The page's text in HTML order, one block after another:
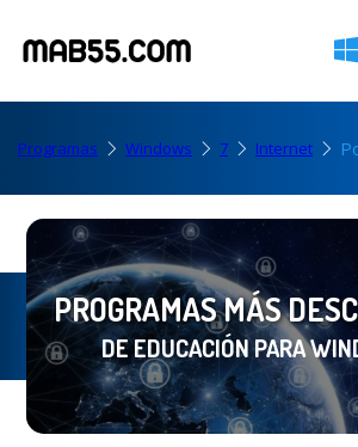
Programas Windows 7 Internet
PROGRAMAS MÁS
DE EDUCACIÓN PARA